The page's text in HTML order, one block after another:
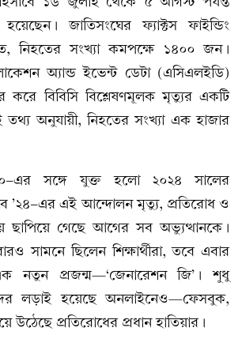
জাতিসংঘের ফ্যাক্টস ফাইন্ডিং
নিহতের সংখ্যা কমপক্ষে ১৪০০ জন।
অ্যান্ড ইভেন্ট ডেটা (এসিএলইডি)
করে বিবিসি বিশ্লেষণমূলক মৃত্যুর একটি
তথ্য অনুযায়ী, নিহতের সংখ্যা এক হাজার
এর সঙ্গে যুক্ত হলো ২০২৪ সালের
’২৪-এর এই আন্দোলন মৃত্যু, প্রতিরোধ ও
ছাপিয়ে গেছে আগের সব অভ্যুত্থানকে।
সামনে ছিলেন শিক্ষার্থীরা, তবে এবার
নতুন প্রজন্ম—‘জেনারেশন জি’। শুধু
লড়াই হয়েছে অনলাইনেও—ফেসবুক,
উঠেছে প্রতিরোধের প্রধান হাতিয়ার।